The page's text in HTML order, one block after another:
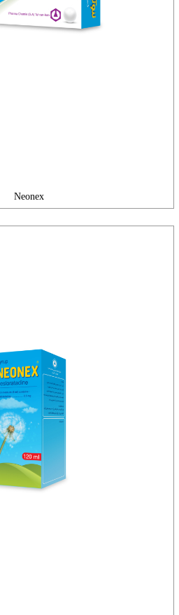
Neonex